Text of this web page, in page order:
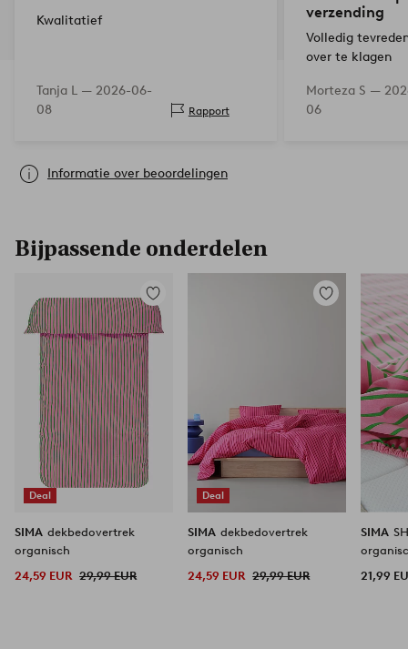
Kwalitatief
Tanja L — 2026-06-
08
Rapport
verzending
Volledig
over te klagen
Morteza S —
06
Informatie over beoordelingen
Bijpassende onderdelen
Deal
Toevoegen
aan
favorieten
SIMA dekbedovertrek
organisch
24,59 EUR 29,99 EUR
Deal
Toevoegen
favorieten
SIMA dekbedovertrek
organisch
24,59 EUR 29,99 EUR
SIMA
21,99